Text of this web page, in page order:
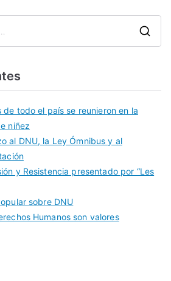
todo el país se reunieron en la
niñez
al DNU, la Ley Ómnibus y al
y Resistencia presentado por “Les
sobre DNU
Humanos son valores